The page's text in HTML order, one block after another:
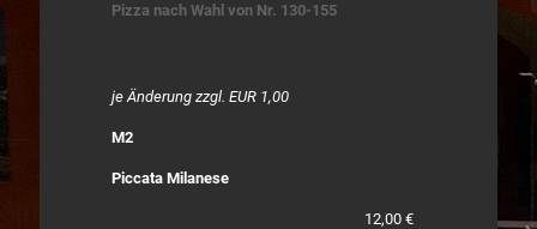
Pizza nach Wahl von Nr. 130-155
je Änderung zzgl. EUR 1,00
M2
Piccata Milanese
12,00 €